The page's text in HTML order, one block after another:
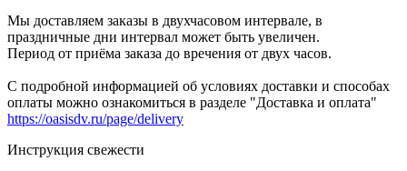
Мы доставляем заказы в двухчасовом интервале, в
праздничные дни интервал может быть увеличен.
Период от приёма заказа до вречения от двух часов.
С подробной информацией об условиях доставки и способах
оплаты можно ознакомиться в разделе "Доставка и оплата"
https://oasisdv.ru/page/delivery
Инструкция свежести